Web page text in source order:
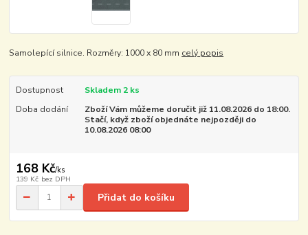
Samolepící silnice. Rozměry: 1000 x 80 mm celý popis
Dostupnost
Skladem 2 ks
Doba dodání
Zboží Vám můžeme doručit již 11.08.2026 do 18:00.
Stačí, když zboží objednáte nejpozději do
10.08.2026 08:00
168 Kč/ks
139 Kč bez DPH
Přidat do košíku